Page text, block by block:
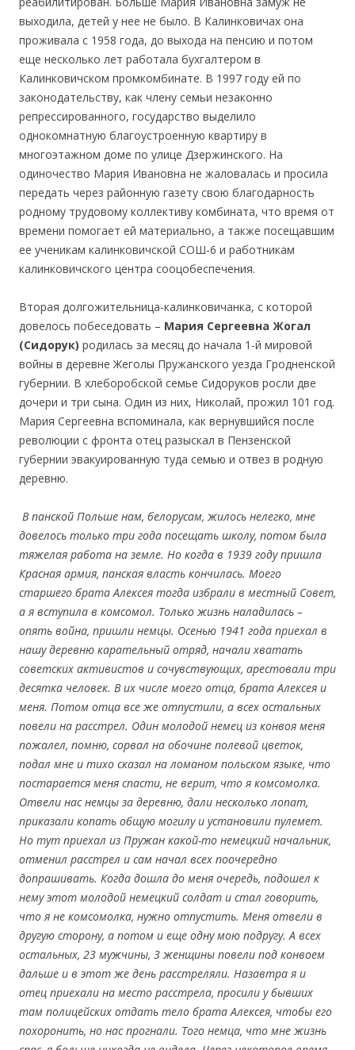
выходила, детей у нее не было. В Калинковичах она
проживала с 1958 года, до выхода на пенсию и потом
еще несколько лет работала бухгалтером в
Калинковичском промкомбинате. В 1997 году ей по
законодательству, как члену семьи незаконно
репрессированного, государство выделило
однокомнатную благоустроенную квартиру в
многоэтажном доме по улице Дзержинского. На
одиночество Мария Ивановна не жаловалась и просила
передать через районную газету свою благодарность
родному трудовому коллективу комбината, что время от
времени помогает ей материально, а также посещавшим
ее ученикам калинковичской СОШ-6 и работникам
калинковичского центра сооцобеспечения.
Вторая долгожительница-калинковичанка, с которой
довелось побеседовать – Мария Сергеевна Жогал
(Сидорук) родилась за месяц до начала 1-й мировой
войны в деревне Жеголы Пружанского уезда Гродненской
губернии. В хлеборобской семье Сидоруков росли две
дочери и три сына. Один из них, Николай, прожил 101 год.
Мария Сергеевна вспоминала, как вернувшийся после
революции с фронта отец разыскал в Пензенской
губернии эвакуированную туда семью и отвез в родную
деревню.
В панской Польше нам, белорусам, жилось нелегко, мне
довелось только три года посещать школу, потом была
тяжелая работа на земле. Но когда в 1939 году пришла
Красная армия, панская власть кончилась. Моего
старшего брата Алексея тогда избрали в местный Совет,
а я вступила в комсомол. Только жизнь наладилась –
опять война, пришли немцы. Осенью 1941 года приехал в
нашу деревню карательный отряд, начали хватать
советских активистов и сочувствующих, арестовали три
десятка человек. В их числе моего отца, брата Алексея и
меня. Потом отца все же отпустили, а всех остальных
повели на расстрел. Один молодой немец из конвоя меня
пожалел, помню, сорвал на обочине полевой цветок,
подал мне и тихо сказал на ломаном польском языке, что
постарается меня спасти, не верит, что я комсомолка.
Отвели нас немцы за деревню, дали несколько лопат,
приказали копать общую могилу и установили пулемет.
Но тут приехал из Пружан какой-то немецкий начальник,
отменил расстрел и сам начал всех поочередно
допрашивать. Когда дошла до меня очередь, подошел к
нему этот молодой немецкий солдат и стал говорить,
что я не комсомолка, нужно отпустить. Меня отвели в
другую сторону, а потом и еще одну мою подругу. А всех
остальных, 23 мужчины, 3 женщины повели под конвоем
дальше и в этот же день расстреляли. Назавтра я и
отец приехали на место расстрела, просили у бывших
там полицейских отдать тело брата Алексея, чтобы его
похоронить, но нас прогнали. Того немца, что мне жизнь